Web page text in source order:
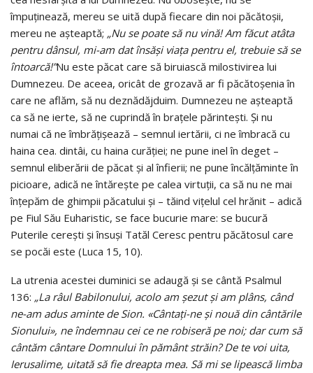
împuţinează, mereu se uită după fiecare din noi păcătoşii,
mereu ne aşteaptă; „Nu se poate să nu vină! Am făcut atâta
pentru dânsul, mi-am dat însăşi viaţa pentru el, trebuie să se
întoarcă!”Nu este păcat care să biruiască milostivirea lui
Dumnezeu. De aceea, oricât de grozavă ar fi păcătoşenia în
care ne aflăm, să nu deznădăjduim. Dumnezeu ne aşteaptă
ca să ne ierte, să ne cuprindă în braţele părinteşti. Şi nu
numai că ne îmbrăţişează – semnul iertării, ci ne îmbracă cu
haina cea. dintâi, cu haina curăţiei; ne pune inel în deget –
semnul eliberării de păcat şi al înfierii; ne pune încălţăminte în
picioare, adică ne întăreşte pe calea virtuţii, ca să nu ne mai
înţepăm de ghimpii păcatului şi – tăind viţelul cel hrănit – adică
pe Fiul Său Euharistic, se face bucurie mare: se bucură
Puterile cereşti şi însuşi Tatăl Ceresc pentru păcătosul care
se pocăi este (Luca 15, 10).
La utrenia acestei duminici se adaugă şi se cântă Psalmul
136: „La râul Babilonului, acolo am şezut şi am plâns, când
ne-am adus aminte de Sion. «Cântaţi-ne şi nouă din cântările
Sionului», ne îndemnau cei ce ne robiseră pe noi; dar cum să
cântăm cântare Domnului în pământ străin? De te voi uita,
Ierusalime, uitată să fie dreapta mea. Să mi se lipească limba